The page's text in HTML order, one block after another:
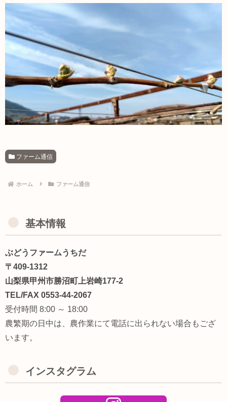
ファーム通信
ホーム ファーム通信
基本情報
ぶどうファームうちだ
〒409-1312
山梨県甲州市勝沼町上岩崎177-2
TEL/FAX 0553-44-2067
受付時間 8:00 ～ 18:00
農繁期の日中は、農作業にて電話に出られない場合もござ
います。
インスタグラム